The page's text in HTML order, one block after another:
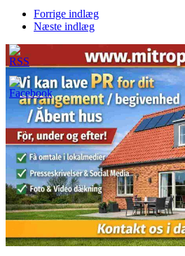
Forrige indlæg
Næste indlæg